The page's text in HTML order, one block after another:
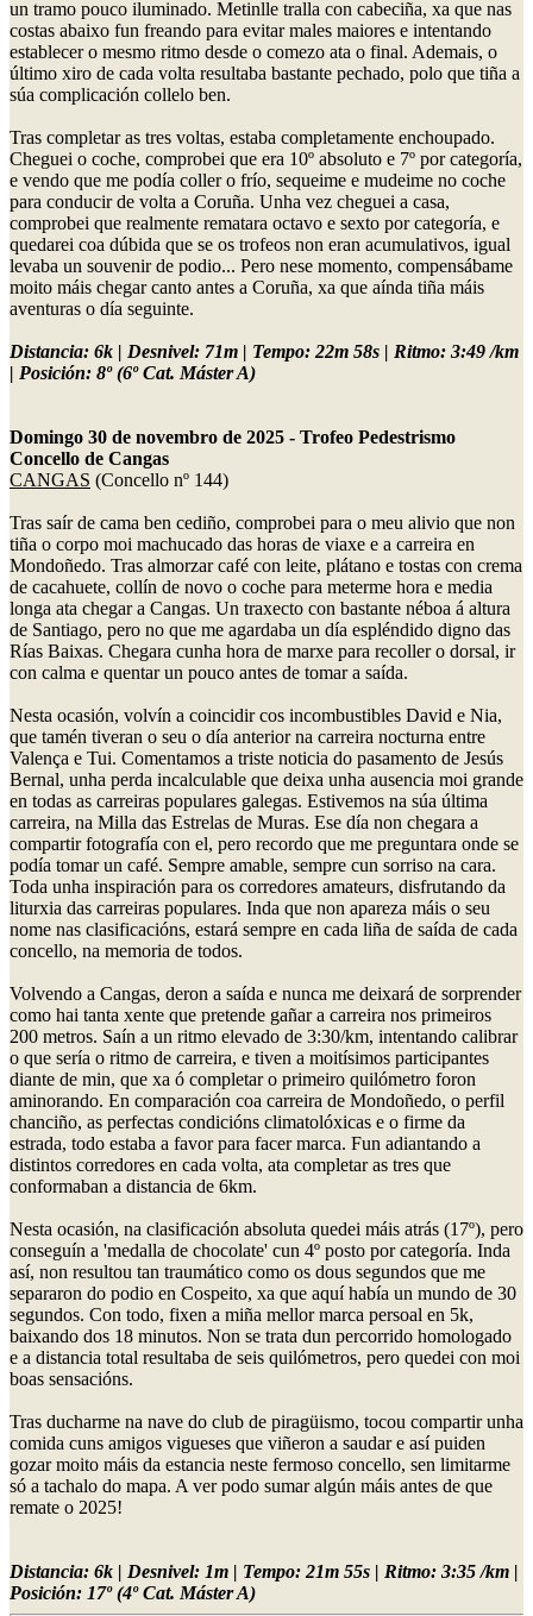
un tramo pouco iluminado. Metinlle tralla con cabeciña, xa que nas
costas abaixo fun freando para evitar males maiores e intentando
establecer o mesmo ritmo desde o comezo ata o final. Ademais, o
último xiro de cada volta resultaba bastante pechado, polo que tiña a
súa complicación collelo ben.
Tras completar as tres voltas, estaba completamente enchoupado.
Cheguei o coche, comprobei que era 10º absoluto e 7º por categoría,
e vendo que me podía coller o frío, sequeime e mudeime no coche
para conducir de volta a Coruña. Unha vez cheguei a casa,
comprobei que realmente rematara octavo e sexto por categoría, e
quedarei coa dúbida que se os trofeos non eran acumulativos, igual
levaba un souvenir de podio... Pero nese momento, compensábame
moito máis chegar canto antes a Coruña, xa que aínda tiña máis
aventuras o día seguinte.
Distancia: 6k | Desnivel: 71m | Tempo: 22m 58s | Ritmo: 3:49 /km
| Posición: 8º (6º Cat. Máster A)
Domingo 30 de novembro de 2025 - Trofeo Pedestrismo
Concello de Cangas
CANGAS (Concello nº 144)
Tras saír de cama ben cediño, comprobei para o meu alivio que non
tiña o corpo moi machucado das horas de viaxe e a carreira en
Mondoñedo. Tras almorzar café con leite, plátano e tostas con crema
de cacahuete, collín de novo o coche para meterme hora e media
longa ata chegar a Cangas. Un traxecto con bastante néboa á altura
de Santiago, pero no que me agardaba un día espléndido digno das
Rías Baixas. Chegara cunha hora de marxe para recoller o dorsal, ir
con calma e quentar un pouco antes de tomar a saída.
Nesta ocasión, volvín a coincidir cos incombustibles David e Nia,
que tamén tiveran o seu o día anterior na carreira nocturna entre
Valença e Tui. Comentamos a triste noticia do pasamento de Jesús
Bernal, unha perda incalculable que deixa unha ausencia moi grande
en todas as carreiras populares galegas. Estivemos na súa última
carreira, na Milla das Estrelas de Muras. Ese día non chegara a
compartir fotografía con el, pero recordo que me preguntara onde se
podía tomar un café. Sempre amable, sempre cun sorriso na cara.
Toda unha inspiración para os corredores amateurs, disfrutando da
liturxia das carreiras populares. Inda que non apareza máis o seu
nome nas clasificacións, estará sempre en cada liña de saída de cada
concello, na memoria de todos.
Volvendo a Cangas, deron a saída e nunca me deixará de sorprender
como hai tanta xente que pretende gañar a carreira nos primeiros
200 metros. Saín a un ritmo elevado de 3:30/km, intentando calibrar
o que sería o ritmo de carreira, e tiven a moitísimos participantes
diante de min, que xa ó completar o primeiro quilómetro foron
aminorando. En comparación coa carreira de Mondoñedo, o perfil
chanciño, as perfectas condicións climatolóxicas e o firme da
estrada, todo estaba a favor para facer marca. Fun adiantando a
distintos corredores en cada volta, ata completar as tres que
conformaban a distancia de 6km.
Nesta ocasión, na clasificación absoluta quedei máis atrás (17º), pero
conseguín a 'medalla de chocolate' cun 4º posto por categoría. Inda
así, non resultou tan traumático como os dous segundos que me
separaron do podio en Cospeito, xa que aquí había un mundo de 30
segundos. Con todo, fixen a miña mellor marca persoal en 5k,
baixando dos 18 minutos. Non se trata dun percorrido homologado
e a distancia total resultaba de seis quilómetros, pero quedei con moi
boas sensacións.
Tras ducharme na nave do club de piragüismo, tocou compartir unha
comida cuns amigos vigueses que viñeron a saudar e así puiden
gozar moito máis da estancia neste fermoso concello, sen limitarme
só a tachalo do mapa. A ver podo sumar algún máis antes de que
remate o 2025!
Distancia: 6k | Desnivel: 1m | Tempo: 21m 55s | Ritmo: 3:35 /km |
Posición: 17º (4º Cat. Máster A)